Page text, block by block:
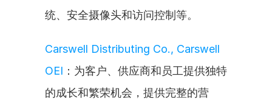
统、安全摄像头和访问控制等。
Carswell Distributing Co., Carswell
OEI ：为客户、供应商和员工提供独特
的成长和繁荣机会，提供完整的营